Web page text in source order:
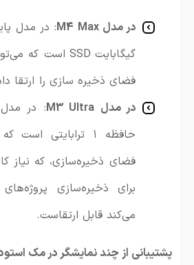
در مدل M4 Max
فضای ذخیره سازی را ارتقا
در مدل M3 Ultra
: در مدل
فضای ذخیره‌سازی، که نیاز
برای ذخیره‌سازی
می‌کند قابل ارتقاست.
پشتیبانی از چند نمایشگر در مک استودیو